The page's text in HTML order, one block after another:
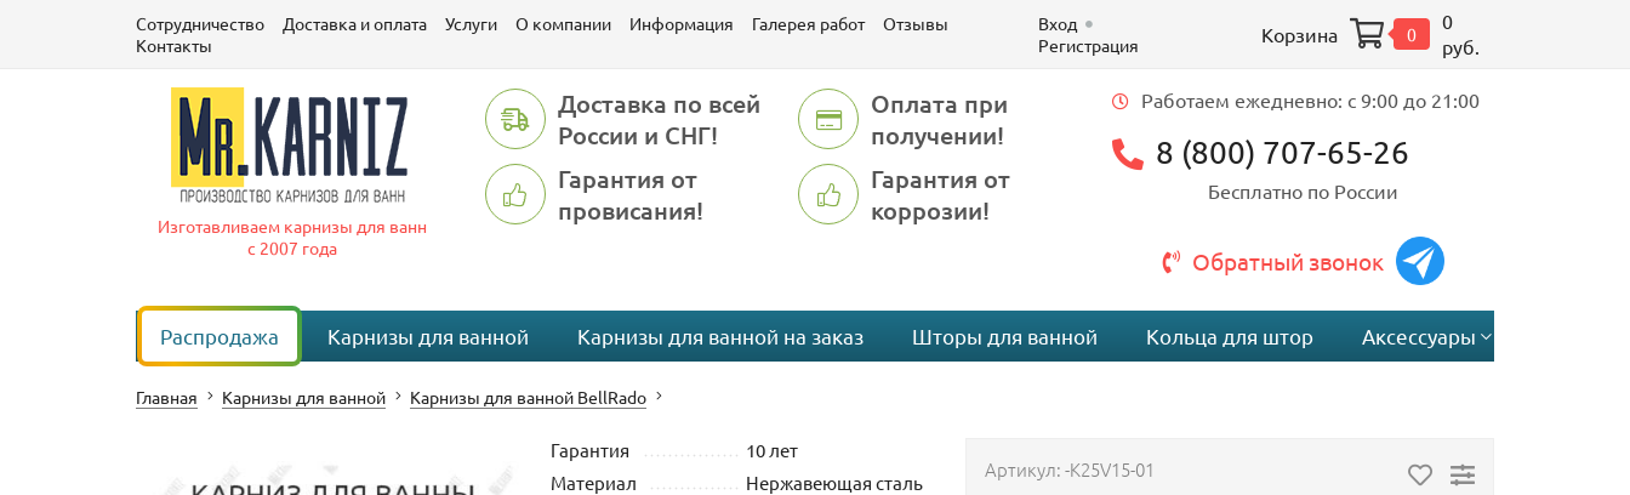
Сотрудничество Доставка и оплата Услуги О компании Информация Галерея работ
Отзывы
Контакты
Вход
Регистрация
Корзина 0
0
руб.
Изготавливаем карнизы для ванн
с 2007 года
Доставка по всей
России и СНГ!
Оплата при
получении!
Гарантия от
провисания!
Гарантия от
коррозии!
Работаем ежедневно: c 9:00 до 21:00
8 (800) 707-65-26
Бесплатно по России
Обратный звонок
Распродажа Карнизы для ванной Карнизы для ванной на заказ Шторы для ванной Кольца для штор Аксессуары
Главная Карнизы для ванной Карнизы для ванной BellRado
Гарантия
10 лет
Материал
Нержавеющая сталь
Артикул:-K25V15-01